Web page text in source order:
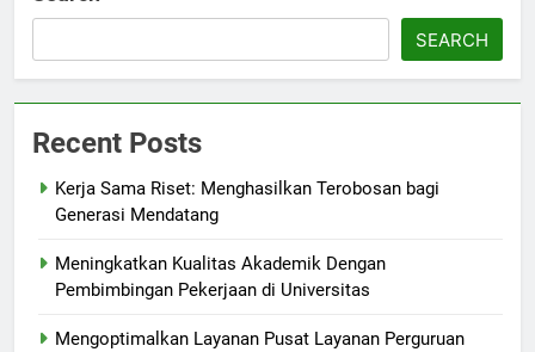
SEARCH
Recent Posts
Kerja Sama Riset: Menghasilkan Terobosan bagi
Generasi Mendatang
Meningkatkan Kualitas Akademik Dengan
Pembimbingan Pekerjaan di Universitas
Mengoptimalkan Layanan Pusat Layanan Perguruan